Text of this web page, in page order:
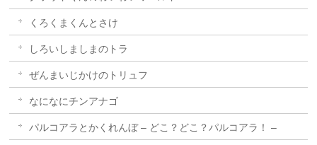
くろくまくんとさけ
しろいしましまのトラ
ぜんまいじかけのトリュフ
なになにチンアナゴ
パルコアラとかくれんぼ – どこ？どこ？パルコアラ！ –